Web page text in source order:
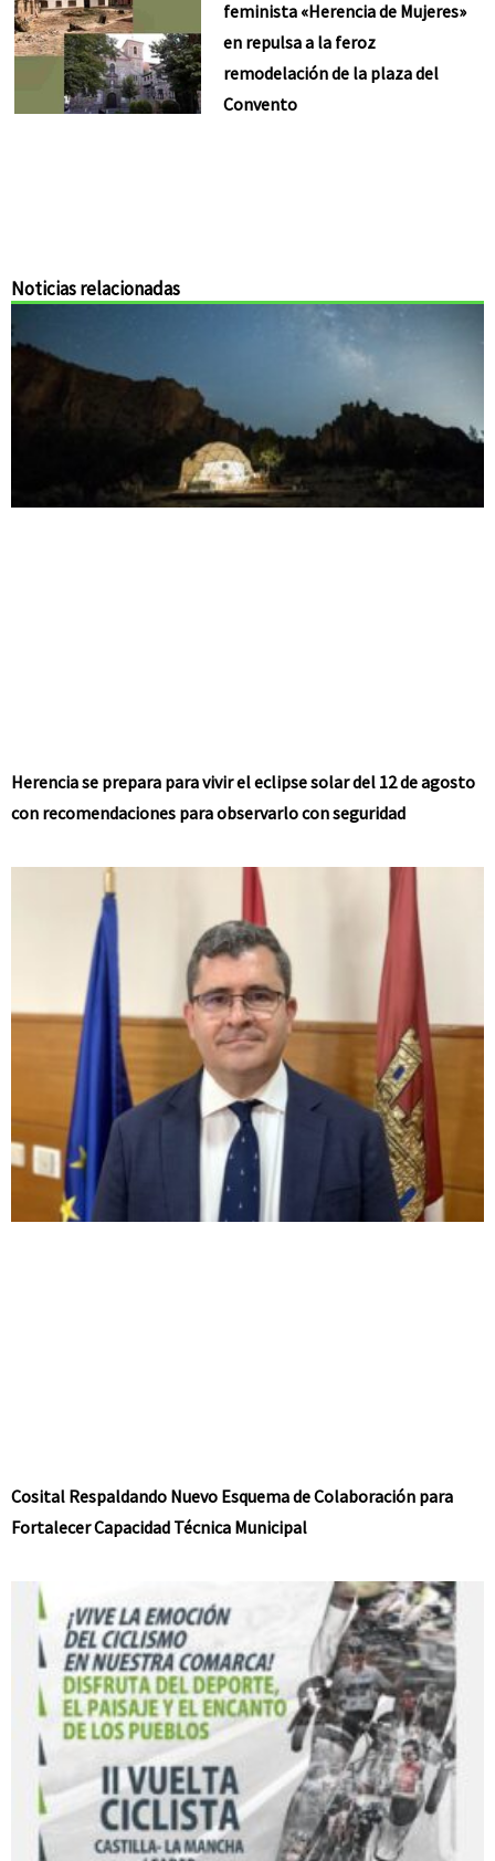
feminista «Herencia de Mujeres»
en repulsa a la feroz
remodelación de la plaza del
Convento
Noticias relacionadas
Herencia se prepara para vivir el eclipse solar del 12 de agosto
con recomendaciones para observarlo con seguridad
Cosital Respaldando Nuevo Esquema de Colaboración para
Fortalecer Capacidad Técnica Municipal